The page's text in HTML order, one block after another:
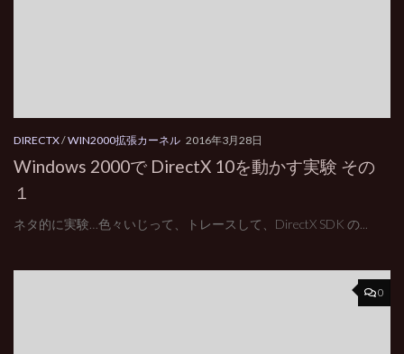
DIRECTX/WIN2000拡張カーネル 2016年3月28日
Windows 2000で DirectX 10を動かす実験 その
１
ネタ的に実験…色々いじって、トレースして、DirectX SDK の...
0